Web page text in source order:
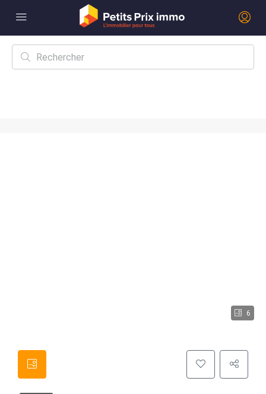
6